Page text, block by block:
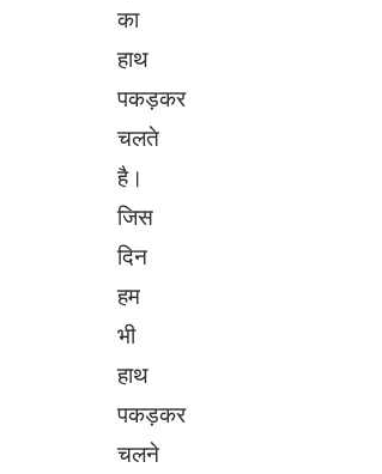
का
हाथ
पकड़कर
चलते
है।
जिस
दिन
हम
भी
हाथ
पकड़कर
चलने